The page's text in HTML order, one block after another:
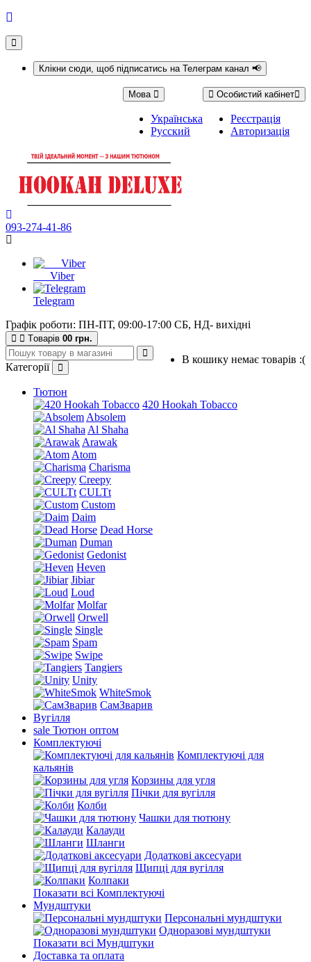
Клікни сюди, щоб підписатись на Телеграм канал 📢
Особистий кабінет
Реєстрація
Авторизація
Мова
Українська
Русский
093-274-41-86
Viber
Telegram
Графік роботи: ПН-ПТ, 09:00-17:00 СБ, НД- вихідні
Tоварів 00 грн.
В кошику немає товарів :(
Категорії
Тютюн
420 Hookah Tobacco
Absolem
Al Shaha
Arawak
Atom
Charisma
Creepy
CULTt
Custom
Daim
Dead Horse
Duman
Gedonist
Heven
Jibiar
Loud
Molfar
Orwell
Single
Spam
Swipe
Tangiers
Unity
WhiteSmok
СамЗварив
Вугілля
sale Тютюн оптом
Комплектуючі
Комплектуючі для
кальянів
Корзины для угля
Пічки для вугілля
Колби
Чашки для тютюну
Калауди
Шланги
Додаткові аксесуари
Щипці для вугілля
Колпаки
Показати всі Комплектуючі
Мундштуки
Персональні мундштуки
Одноразові мундштуки
Показати всі Мундштуки
Доставка та оплата